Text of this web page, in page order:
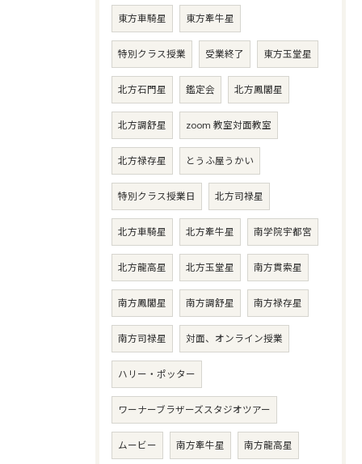
東方車騎星 東方牽牛星
特別クラス授業 受業終了 東方玉堂星
北方石門星 鑑定会 北方鳳閣星
北方調舒星 zoom 教室対面教室
北方禄存星 とうふ屋うかい
特別クラス授業日 北方司禄星
北方車騎星 北方牽牛星 南学院宇都宮
北方龍高星 北方玉堂星 南方貫索星
南方鳳閣星 南方調舒星 南方禄存星
南方司禄星 対面、オンライン授業
ハリー・ポッター
ワーナーブラザーズスタジオツアー
ムービー 南方牽牛星 南方龍高星